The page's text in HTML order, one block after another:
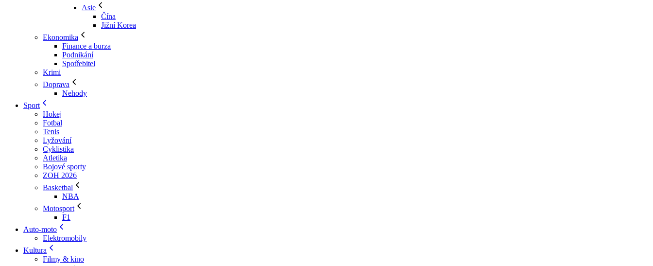
Asie
Čína
Jižní Korea
Ekonomika
Finance a burza
Podnikání
Spotřebitel
Krimi
Doprava
Nehody
Sport
Hokej
Fotbal
Tenis
Lyžování
Cyklistika
Atletika
Bojové sporty
ZOH 2026
Basketbal
NBA
Motosport
F1
Auto-moto
Elektromobily
Kultura
Filmy & kino